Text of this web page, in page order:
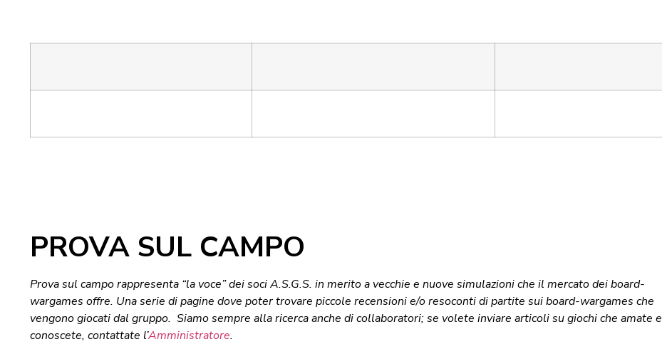
PROVA SUL CAMPO
Prova sul campo rappresenta “la voce” dei soci A.S.G.S. in merito a vecchie e nuove simulazioni che il mercato dei board-
wargames offre. Una serie di pagine dove poter trovare piccole recensioni e/o resoconti di partite sui board-wargames che
vengono giocati dal gruppo. Siamo sempre alla ricerca anche di collaboratori; se volete inviare articoli su giochi che amate e
conoscete, contattate l’Amministratore.